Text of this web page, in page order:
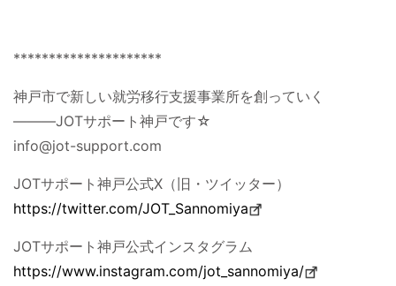
*********************
神戸市で新しい就労移行支援事業所を創っていく
―――JOTサポート神戸です☆
info@jot-support.com
JOTサポート神戸公式X（旧・ツイッター）
https://twitter.com/JOT_Sannomiya
JOTサポート神戸公式インスタグラム
https://www.instagram.com/jot_sannomiya/